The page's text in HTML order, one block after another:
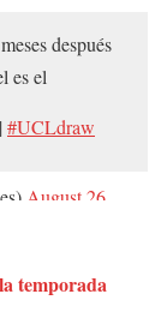
después
es el
| #UCLdraw
August 26,
temporada